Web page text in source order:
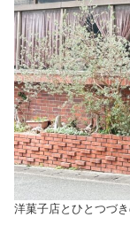
洋菓子店とひとつづ